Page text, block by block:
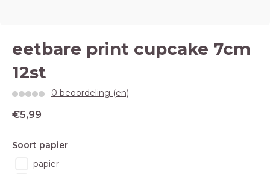
eetbare print cupcake 7cm
12st
0 beoordeling (en)
€5,99
Soort papier
papier